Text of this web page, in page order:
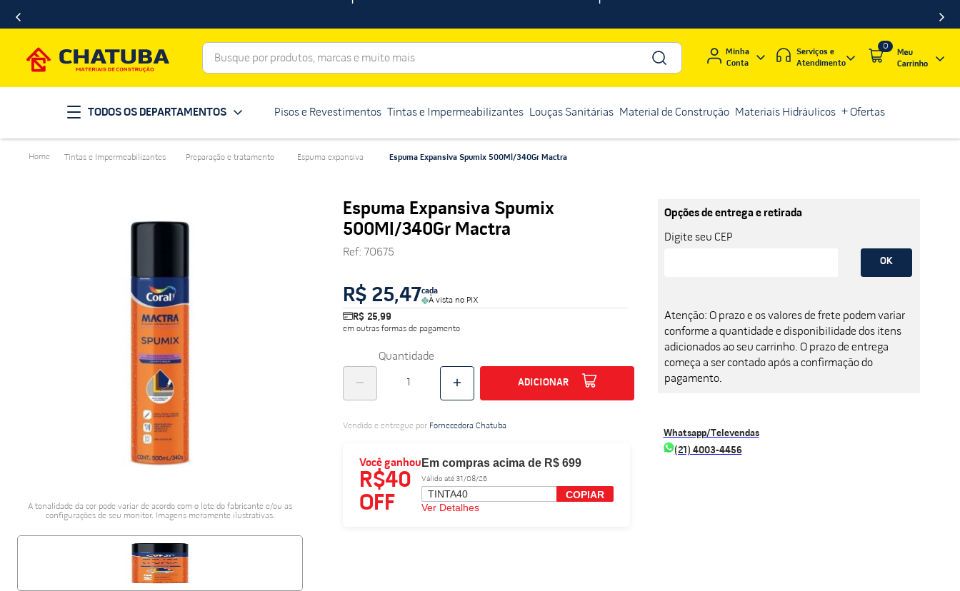
Busque por produtos, marcas e muito mais
Minha
Conta
Serviços e
Atendimento
0
TODOS OS DEPARTAMENTOS Pisos e Revestimentos Tintas e Impermeabilizantes Louças Sanitárias Material de Construção Materiais Hidráulicos + Ofertas
Tintas e Impermeabilizantes Preparação e tratamento Espuma expansiva Espuma Expansiva Spumix 500Ml/340Gr Mactra
A tonalidade da cor pode variar de acordo com o lote do fabricante e/ou as
configurações de seu monitor. Imagens meramente ilustrativas.
Espuma Expansiva Spumix
500Ml/340Gr Mactra
Ref: 70675
R$ 25,47cada
À vista no PIX
R$ 25,99
em outras formas de pagamento
Quantidade
ADICIONAR
Vendido e entregue por Fornecedora Chatuba
Você ganhou
R$40
OFF
Em compras acima de R$ 699
Válido até 31/08/26
TINTA40
COPIAR
Ver Detalhes
Opções de entrega e retirada
Digite seu CEP
OK
Atenção: O prazo e os valores de frete podem variar
conforme a quantidade e disponibilidade dos itens
adicionados ao seu carrinho. O prazo de entrega
começa a ser contado após a confirmação do
pagamento.
Whatsapp/Televendas
(21) 4003-4456
1 º porcelanato
2º telha